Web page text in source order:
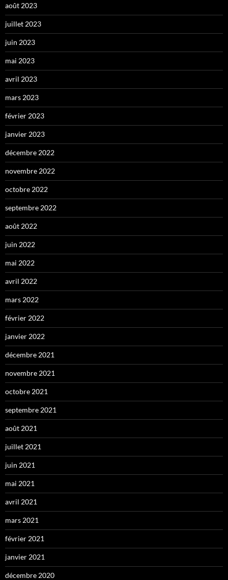
août 2023
juillet 2023
juin 2023
mai 2023
avril 2023
mars 2023
février 2023
janvier 2023
décembre 2022
novembre 2022
octobre 2022
septembre 2022
août 2022
juin 2022
mai 2022
avril 2022
mars 2022
février 2022
janvier 2022
décembre 2021
novembre 2021
octobre 2021
septembre 2021
août 2021
juillet 2021
juin 2021
mai 2021
avril 2021
mars 2021
février 2021
janvier 2021
décembre 2020